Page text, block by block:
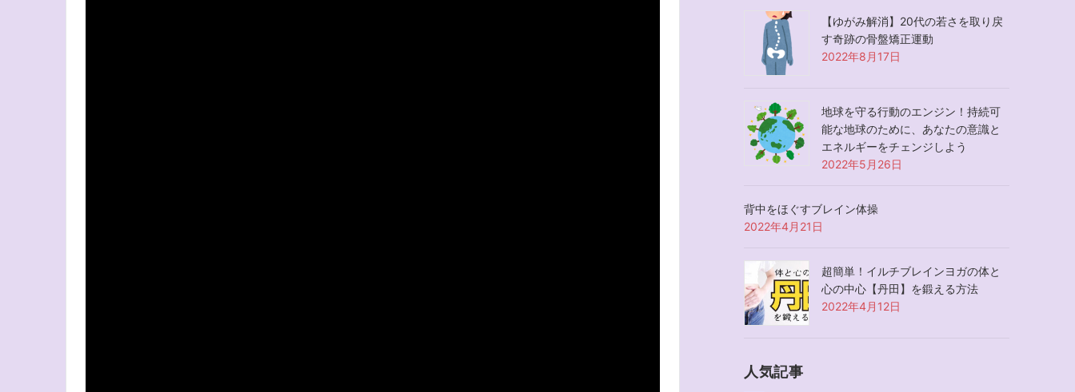
【ゆがみ解消】20代の若さを取り戻
す奇跡の骨盤矯正運動
2022年8月17日
地球を守る行動のエンジン！持続可
能な地球のために、あなたの意識と
エネルギーをチェンジしよう
2022年5月26日
背中をほぐすブレイン体操
2022年4月21日
超簡単！イルチブレインヨガの体と
心の中心【丹田】を鍛える方法
2022年4月12日
人気記事